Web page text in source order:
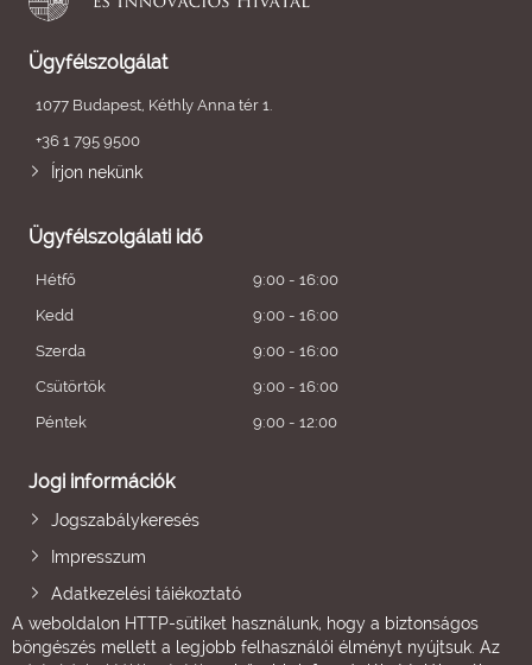
Ügyfélszolgálat
1077 Budapest, Kéthly Anna tér 1.
+36 1 795 9500
Írjon nekünk
Ügyfélszolgálati idő
Hétfő
9:00 - 16:00
Kedd
9:00 - 16:00
Szerda
9:00 - 16:00
Csütörtök
9:00 - 16:00
Péntek
9:00 - 12:00
Jogi információk
Jogszabálykeresés
Impresszum
Adatkezelési tájékoztató
A weboldalon HTTP-sütiket használunk, hogy a biztonságos
böngészés mellett a legjobb felhasználói élményt nyújtsuk. Az